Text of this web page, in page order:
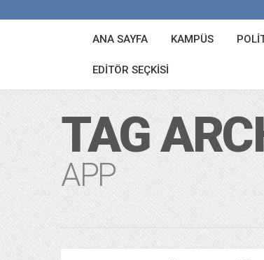
ANA SAYFA KAMPÜS
EDITÖR SEÇKISI
TAG
APP